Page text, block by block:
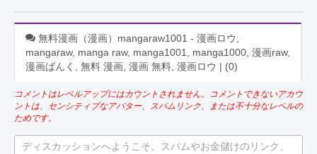
無料漫画（漫画）mangaraw1001 - 漫画ロウ,
mangaraw, manga raw, manga1001, manga1000, 漫画raw,
漫画ばんく, 無料 漫画, 漫画 無料, 漫画ロウ | (0)
コメントはレベルアップにはカウントされません。コメントできないアカウ
ントは、センシティブなアバター、スパムリンク、または不十分なレベルの
ためです。
ディスカッションへようこそ。スパムやお金儲けのリンク、